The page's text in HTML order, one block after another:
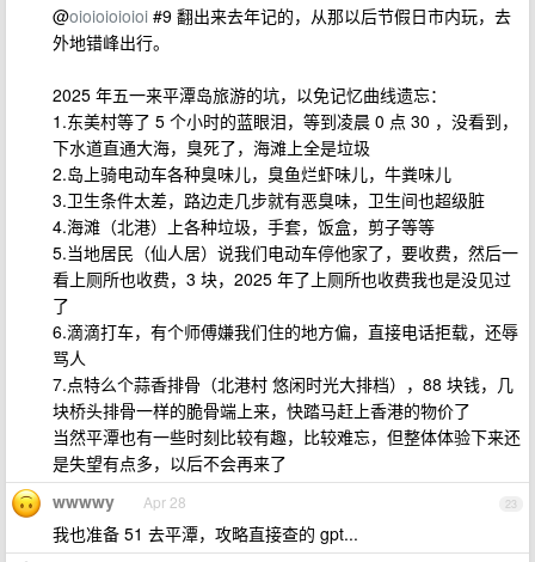
@oioioioioioi #9 翻出来去年记的，从那以后节假日市内玩，去
外地错峰出行。
2025 年五一来平潭岛旅游的坑，以免记忆曲线遗忘：
1.东美村等了 5 个小时的蓝眼泪，等到凌晨 0 点 30 ，没看到，
下水道直通大海，臭死了，海滩上全是垃圾
2.岛上骑电动车各种臭味儿，臭鱼烂虾味儿，牛粪味儿
3.卫生条件太差，路边走几步就有恶臭味，卫生间也超级脏
4.海滩（北港）上各种垃圾，手套，饭盒，剪子等等
5.当地居民（仙人居）说我们电动车停他家了，要收费，然后一
看上厕所也收费，3 块，2025 年了上厕所也收费我也是没见过
了
6.滴滴打车，有个师傅嫌我们住的地方偏，直接电话拒载，还辱
骂人
7.点特么个蒜香排骨（北港村 悠闲时光大排档），88 块钱，几
块桥头排骨一样的脆骨端上来，快踏马赶上香港的物价了
当然平潭也有一些时刻比较有趣，比较难忘，但整体体验下来还
是失望有点多，以后不会再来了
23
wwwwy Apr 28
我也准备 51 去平潭，攻略直接查的 gpt...